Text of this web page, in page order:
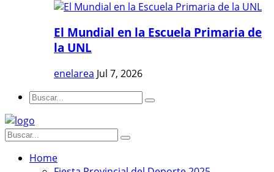
El Mundial en la Escuela Primaria de
la UNL
enelarea Jul 7, 2026
Home